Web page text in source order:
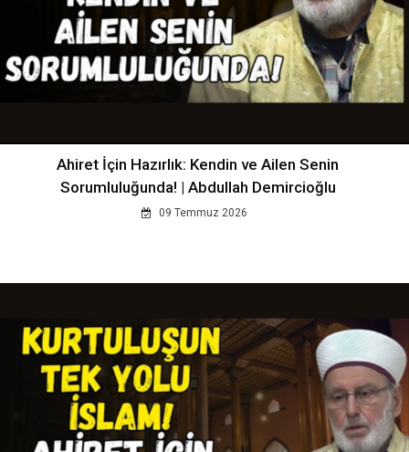
Ahiret İçin Hazırlık: Kendin ve Ailen Senin
Sorumluluğunda! | Abdullah Demircioğlu
09 Temmuz 2026